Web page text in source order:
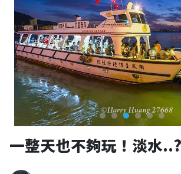
一整天也不夠玩！淡水..?